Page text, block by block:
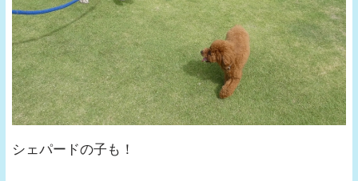
シェパードの子も！